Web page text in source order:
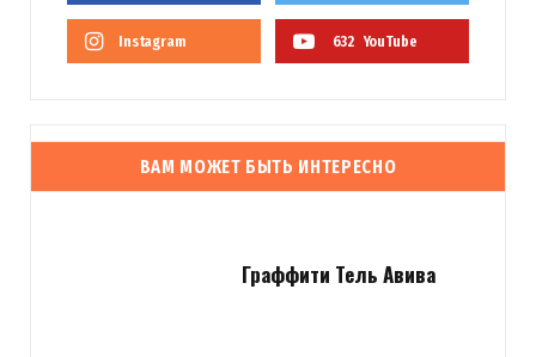
Instagram 632 YouTube
ВАМ МОЖЕТ БЫТЬ ИНТЕРЕСНО
Граффити Тель Авива